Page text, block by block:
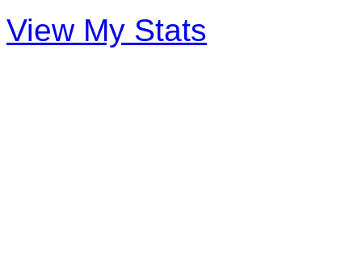
View My Stats